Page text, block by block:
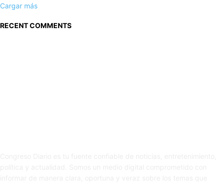
Cargar más
RECENT COMMENTS